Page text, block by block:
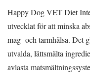
Happy Dog VET Diet
utvecklat för att minska
mag- och tarmhälsa. Det
utvalda, lättsmälta
avlasta